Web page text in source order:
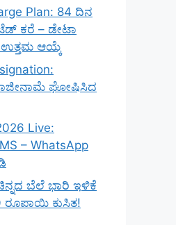
Plan: 84 ದಿನ
ಕರೆ – ಡೇಟಾ
ಆಯ್ಕೆ
ರಾಜೀನಾಮೆ ಘೋಷಿಸಿದ
Live:
– WhatsApp
ಬೆಲೆ ಭಾರಿ ಇಳಿಕೆ
ರೂಪಾಯಿ ಕುಸಿತ!